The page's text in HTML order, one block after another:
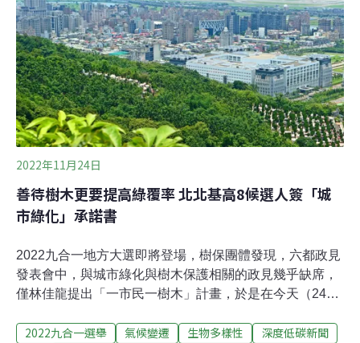
如今為國土利益退竹還林「退竹還林」預定地編訂為「阿
里山事業區第73林班」，就在湖山水庫周邊林地，屬於
「水源涵養保安林」，南投林管處盤點17.84公頃，以六年
分區移除竹林，種回原生闊葉樹。最靠近此處的社區是雲
林縣斗六市湖山里檨仔坑，位處雲林縣與南投縣交界，雲
林縣湖山水庫人文生態保護協會即坐落湖山里檨仔坑。
「民國4、50年代，國民政府來台，退輔會放租林地給榮
民，附近林班地都放租出去。」協會理事長林志樺
2022年11月24日
善待樹木更要提高綠覆率 北北基高8候選人簽「城
市綠化」承諾書
2022九合一地方大選即將登場，樹保團體發現，六都政見
發表會中，與城市綠化與樹木保護相關的政見幾乎缺席，
僅林佳龍提出「一市民一樹木」計畫，於是在今天（24
樹木保護」承諾書，成立專責單位，提高都市綠覆率。台
2022九合一選舉 氣候變遷 生物多樣性
深度低碳新聞